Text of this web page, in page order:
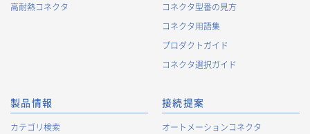
お客様に対する当社製品のご案内のため
お客様に対するキャンペーン、イベント開催案内等の情報
等、お客様へのサービス向上のため
・
お客様の情報管理のため
高耐熱コネクタ
コネクタ型番の見方
コネクタ用語集
プロダクトガイド
コネクタ選択ガイド
製品情報
カテゴリ検索
接続提案
オートメーションコネクタ